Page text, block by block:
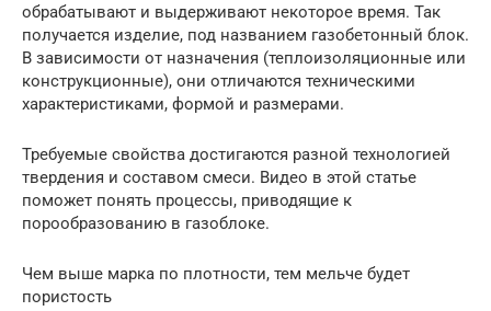
обрабатывают и выдерживают некоторое время. Так
получается изделие, под названием газобетонный блок.
В зависимости от назначения (теплоизоляционные или
конструкционные), они отличаются техническими
характеристиками, формой и размерами.
Требуемые свойства достигаются разной технологией
твердения и составом смеси. Видео в этой статье
поможет понять процессы, приводящие к
порообразованию в газоблоке.
Чем выше марка по плотности, тем мельче будет
пористость